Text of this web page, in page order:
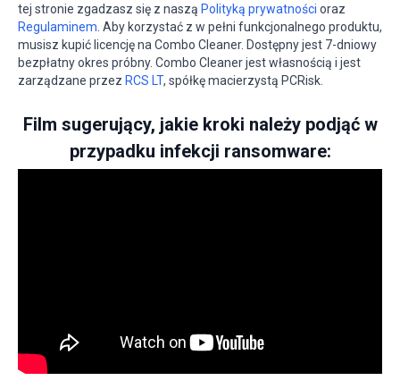
tej stronie zgadzasz się z naszą Polityką prywatności oraz
Regulaminem . Aby korzystać z w pełni funkcjonalnego produktu,
musisz kupić licencję na Combo Cleaner. Dostępny jest 7-dniowy
bezpłatny okres próbny. Combo Cleaner jest własnością i jest
zarządzane przez RCS LT, spółkę macierzystą PCRisk.
Film sugerujący, jakie kroki należy podjąć w
przypadku infekcji ransomware: